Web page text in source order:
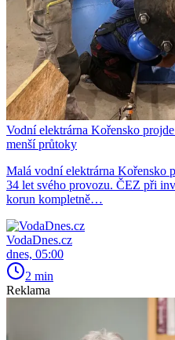
Vodní elektrárna Kořensko
menší průtoky
Malá vodní elektrárna Kořensko
34 let svého provozu. ČEZ při
korun kompletně…
VodaDnes.cz
dnes, 05:00
2 min
Reklama